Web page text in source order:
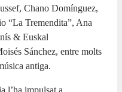
Chano Domínguez,
“La Tremendita”, Ana
& Euskal
Sánchez, entre molts
antiga.